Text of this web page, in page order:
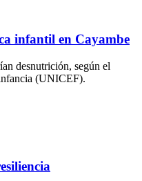
infantil en Cayambe
desnutrición, según el
(UNICEF).